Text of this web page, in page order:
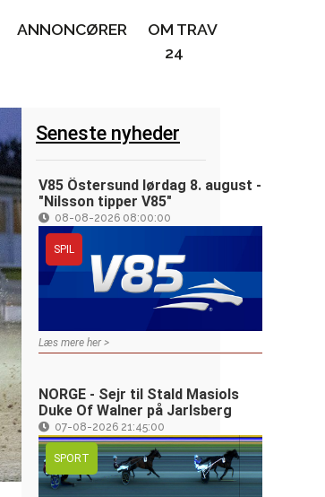
Seneste nyheder
V85 Östersund lørdag 8. august -
"Nilsson tipper V85"
08-08-2026 08:00:00
SPIL
Læs mere her >
NORGE - Sejr til Stald Masiols
Duke Of Walner på Jarlsberg
07-08-2026 21:45:00
SPORT
ANNONCØRER
OM TRAV
24